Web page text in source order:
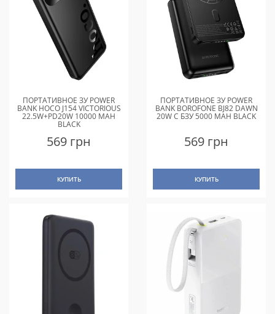
ПОРТАТИВНОЕ ЗУ POWER
BANK HOCO J154 VICTORIOUS
22.5W+PD20W 10000 MAH
BLACK
569 грн
КУПИТЬ
ПОРТАТИВНОЕ ЗУ POWER
BANK BOROFONE BJ82 DAWN
20W С БЗУ 5000 MAH BLACK
569 грн
КУПИТЬ